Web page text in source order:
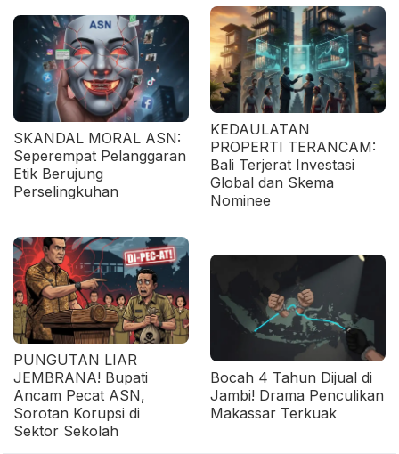
SKANDAL MORAL ASN:
Seperempat Pelanggaran
Etik Berujung
Perselingkuhan
KEDAULATAN
PROPERTI TERANCAM:
Bali Terjerat Investasi
Global dan Skema
Nominee
PUNGUTAN LIAR
JEMBRANA! Bupati
Ancam Pecat ASN,
Sorotan Korupsi di
Sektor Sekolah
Bocah 4 Tahun Dijual di
Jambi! Drama Penculikan
Makassar Terkuak